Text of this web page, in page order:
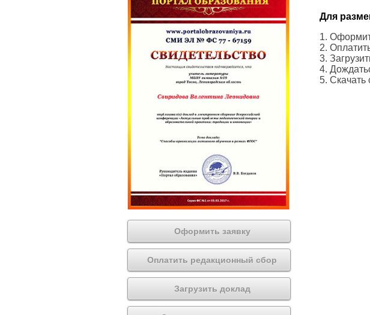
Оформить заявку
Оплатить редакционный сбор
Загрузить доклад
Для
1.
2.
3.
4.
5. Скачать